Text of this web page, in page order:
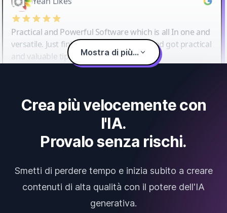
Practical and Powerful Software which is all In one and
versatile. Just finished their workshop and got practical
and valuable tips and tricks.
Mostra di più...
Crea più velocemente con
l'IA.
Provalo senza rischi.
Smetti di perdere tempo e inizia subito a creare
contenuti di alta qualità con il potere dell'IA
generativa.